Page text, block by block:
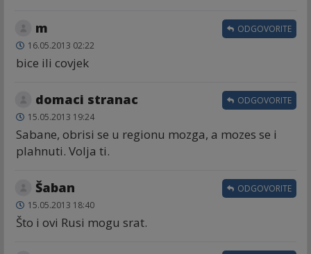
m
16.05.2013 02:22
bice ili covjek
ODGOVORITE
domaci stranac
15.05.2013 19:24
Sabane, obrisi se u regionu mozga, a mozes se i
plahnuti. Volja ti.
ODGOVORITE
Šaban
15.05.2013 18:40
Što i ovi Rusi mogu srat.
ODGOVORITE